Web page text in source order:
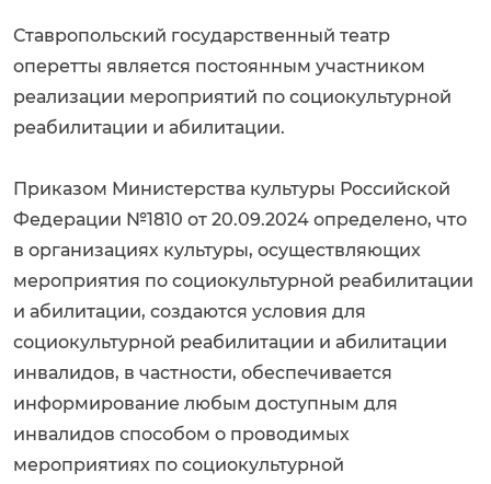
Ставропольский государственный театр
оперетты является постоянным участником
реализации мероприятий по социокультурной
реабилитации и абилитации.
Приказом Министерства культуры Российской
Федерации №1810 от 20.09.2024 определено, что
в организациях культуры, осуществляющих
мероприятия по социокультурной реабилитации
и абилитации, создаются условия для
социокультурной реабилитации и абилитации
инвалидов, в частности, обеспечивается
информирование любым доступным для
инвалидов способом о проводимых
мероприятиях по социокультурной